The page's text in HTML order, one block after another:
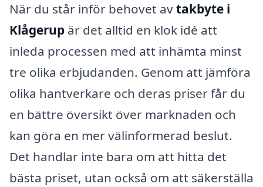
När du står inför behovet avtakbyte i
Klågerup är det alltid en klok idé att
inleda processen med att inhämta minst
tre olika erbjudanden. Genom att jämföra
olika hantverkare och deras priser får du
en bättre översikt över marknaden och
kan göra en mer välinformerad beslut.
Det handlar inte bara om att hitta det
bästa priset, utan också om att säkerställa